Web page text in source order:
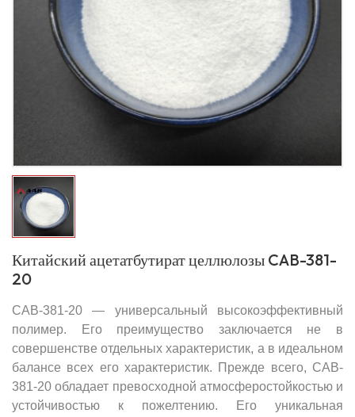
Китайский ацетатбутират целлюлозы CAB-381-
20
CAB-381-20 — универсальный высокоэффективный
полимер. Его преимущество заключается не в
совершенстве отдельных характеристик, а в идеальном
балансе всех его характеристик. Прежде всего, CAB-
381-20 обладает превосходной атмосферостойкостью и
устойчивостью к пожелтению. Его уникальная